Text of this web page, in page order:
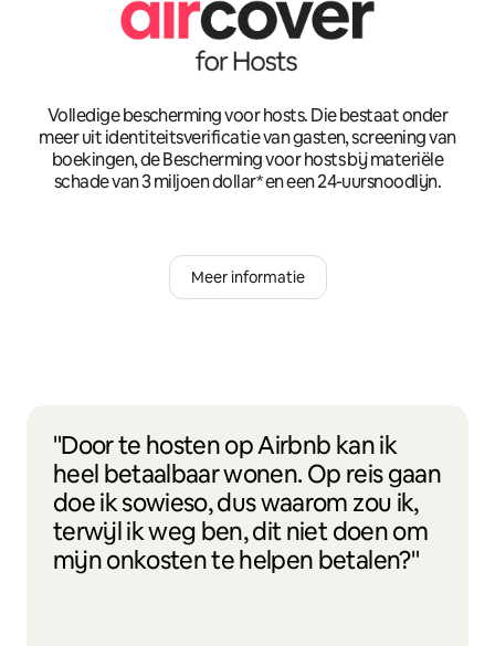
Volledige bescherming voor hosts. Die bestaat onder
meer uit identiteitsverificatie van gasten, screening van
boekingen, de Bescherming voor hosts bij materiële
schade van 3 miljoen dollar* en een 24-uursnoodlijn.
Meer informatie
"Door te hosten op Airbnb kan ik
heel betaalbaar wonen. Op reis gaan
doe ik sowieso, dus waarom zou ik,
terwijl ik weg ben, dit niet doen om
mijn onkosten te helpen betalen?"